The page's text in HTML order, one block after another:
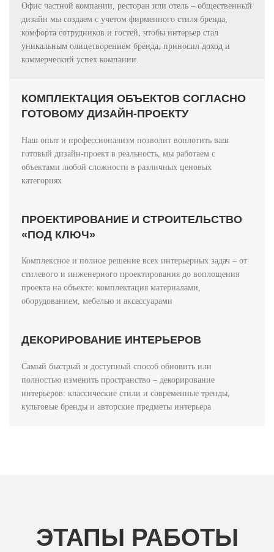
Офис частной компании, ресторан или отель – общественный
дизайн мы создаем с учетом фирменного стиля бренда,
комфорта сотрудников и гостей, чтобы интерьер стал
уникальным олицетворением бренда, приносил доход и
коммерческий успех компании.
КОМПЛЕКТАЦИЯ ОБЪЕКТОВ СОГЛАСНО
ГОТОВОМУ ДИЗАЙН-ПРОЕКТУ
Наш опыт и профессионализм позволит воплотить ваш
готовый дизайн-проект в реальность, мы работаем с
объектами любой сложности в различных ценовых
категориях
ПРОЕКТИРОВАНИЕ И СТРОИТЕЛЬСТВО
«ПОД КЛЮЧ»
Комплексное и полное решение всех интерьерных задач – от
стилевого и инженерного проектирования до воплощения
проекта на объекте: комплектация материалами,
оборудованием, мебелью и аксессуарами
ДЕКОРИРОВАНИЕ ИНТЕРЬЕРОВ
Самый быстрый и доступный способ обновить или
полностью изменить пространство – декорирование
интерьеров: классические стили и современные тренды,
культовые бренды и авторские предметы интерьера
ЭТАПЫ РАБОТЫ